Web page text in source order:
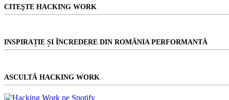
CITEŞTE HACKING WORK
INSPIRAȚIE ȘI ÎNCREDERE DIN ROMÂNIA PERFORMANTĂ
ASCULTĂ HACKING WORK